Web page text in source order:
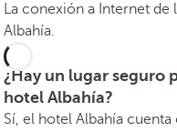
La conexión a Internet de
Albahía.
¿Hay un lugar seguro
hotel Albahía?
Sí, el hotel Albahía